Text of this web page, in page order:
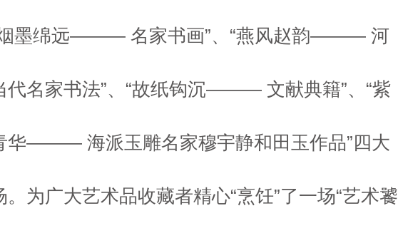
墨绵远——— 名家书画”、“燕风赵韵——— 河
代名家书法”、“故纸钩沉——— 文献典籍”、“紫
华——— 海派玉雕名家穆宇静和田玉作品”四大
。为广大艺术品收藏者精心“烹饪”了一场“艺术饕